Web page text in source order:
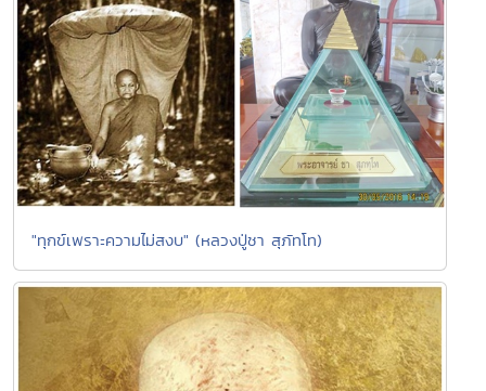
"ทุกข์เพราะความไม่สงบ" (หลวงปู่ชา สุภัทโท)